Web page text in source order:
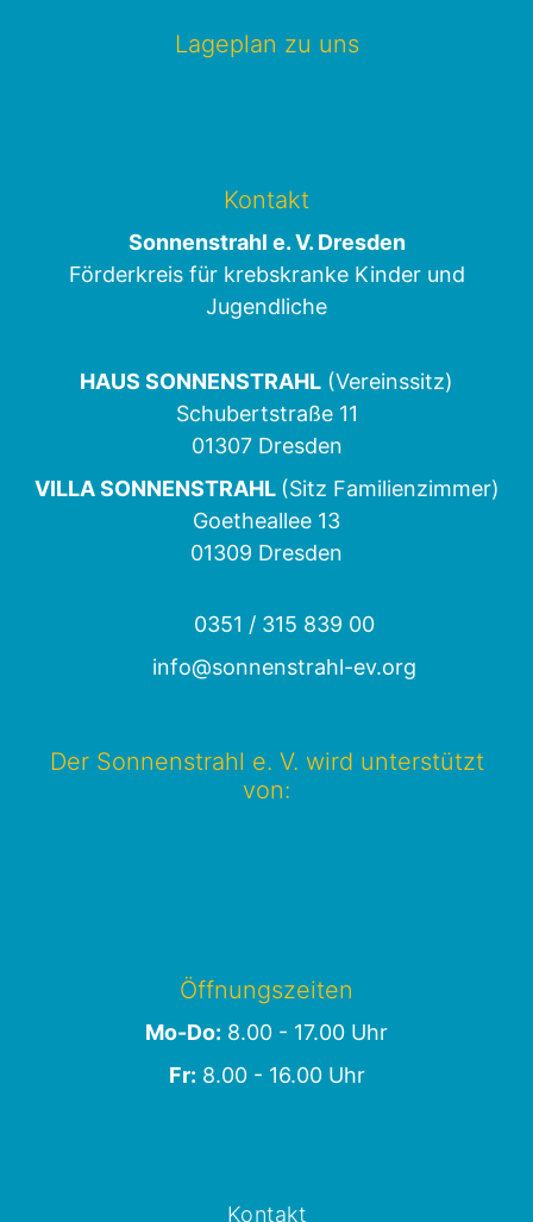
Lageplan zu uns
Kontakt
Sonnenstrahl e. V. Dresden
Förderkreis für krebskranke Kinder und
Jugendliche
HAUS SONNENSTRAHL (Vereinssitz)
Schubertstraße 11
01307 Dresden
VILLA SONNENSTRAHL (Sitz Familienzimmer)
Goetheallee 13
01309 Dresden
0351 / 315 839 00
info@sonnenstrahl-ev.org
Der Sonnenstrahl e. V. wird unterstützt
von:
Öffnungszeiten
Mo-Do: 8.00 - 17.00 Uhr
Fr: 8.00 - 16.00 Uhr
Kontakt